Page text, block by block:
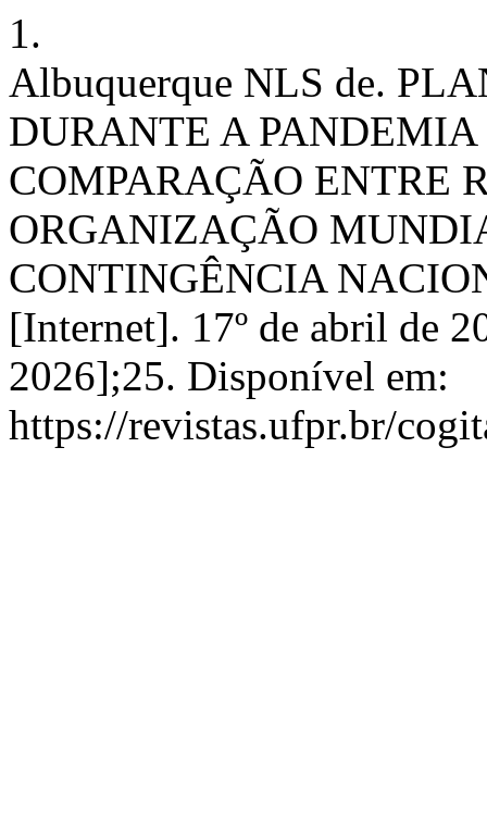
1.
Albuquerque NLS de.
DURANTE A
COMPARAÇÃO ENTRE
ORGANIZAÇÃO
CONTINGÊNCIA
[Internet]. 17º de abril de
2026];25. Disponível em:
https://revistas.ufpr.br/